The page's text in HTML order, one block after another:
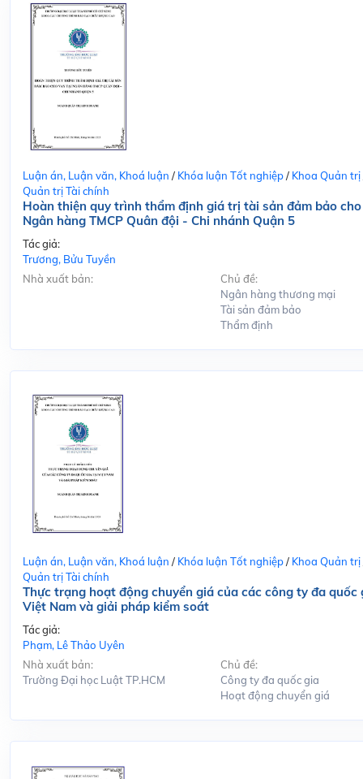
Luận án, Luận văn, Khoá luận / Khóa luận Tốt nghiệp/ Khoa Quản trị
Quản trị Tài chính
Hoàn thiện quy trình thẩm định giá trị tài sản đảm bảo
Ngân hàng TMCP Quân đội - Chi nhánh Quận 5
Tác giả:
Trương, Bửu Tuyền
Nhà xuất bản:
Chủ đề:
Ngân hàng thương mại
Tài sản đảm bảo
Thẩm định
Luận án, Luận văn, Khoá luận / Khóa luận Tốt nghiệp/ Khoa Quản trị
Quản trị Tài chính
Thực trạng hoạt động chuyển giá của các công ty đa quốc
Việt Nam và giải pháp kiểm soát
Tác giả:
Phạm, Lê Thảo Uyên
Nhà xuất bản:
Trường Đại học Luật TP.HCM
Chủ đề:
Công ty đa quốc gia
Hoạt động chuyển giá